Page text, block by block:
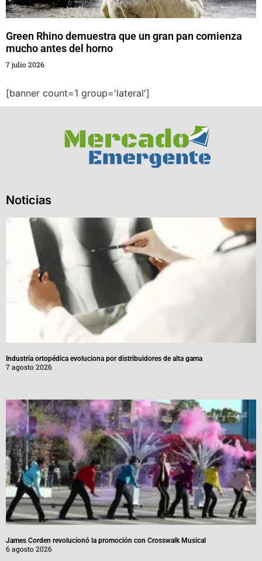
Green Rhino demuestra que un gran pan comienza
mucho antes del horno
7 julio 2026
[banner count=1 group='lateral']
Noticias
Industria ortopédica evoluciona por distribuidores de alta gama
7 agosto 2026
James Corden revolucionó la promoción con Crosswalk Musical
6 agosto 2026